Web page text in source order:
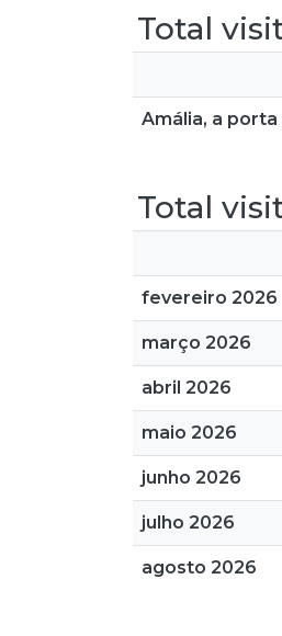
Total
Amália, a
Total
fevereiro 2026
março 2026
abril 2026
maio 2026
junho 2026
julho 2026
agosto 2026